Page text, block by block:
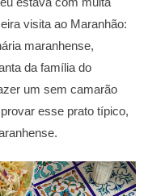
visita ao Maranhão:
maranhense,
da família do
um sem camarão
esse prato típico,